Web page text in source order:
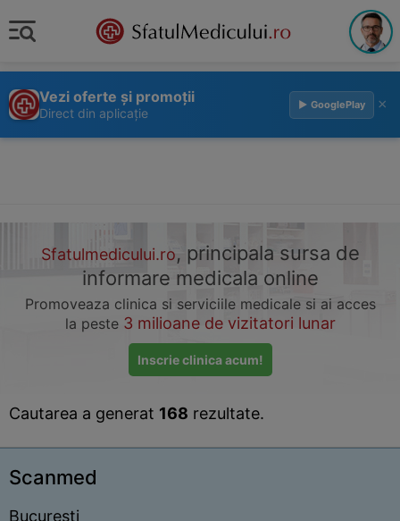
Vezi oferte și promoții
Direct din aplicație
▶ GooglePlay ×
Sfatulmedicului.ro, principala sursa de
informare medicala online
Promoveaza clinica si serviciile medicale si ai acces
la peste 3 milioane de vizitatori lunar
Inscrie clinica acum!
Cautarea a generat 168 rezultate.
Scanmed
Bucuresti